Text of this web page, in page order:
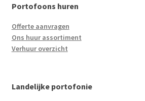
Portofoons huren
Offerte aanvragen
Ons huur assortiment
Verhuur overzicht
Landelijke portofonie